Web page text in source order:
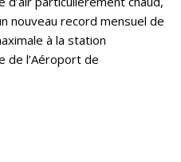
nouveau record mensuel de
à la station
de l’Aéroport de